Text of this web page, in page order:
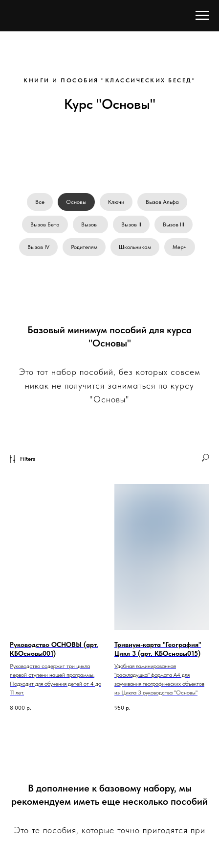
КНИГИ И ПОСОБИЯ "КЛАССИЧЕСКИХ БЕСЕД"
Курс "Основы"
Все Основы Ключи Вызов Альфа
Вызов Бета Вызов I Вызов II Вызов III
Вызов IV Родителям Школьникам Мерч
Базовый минимум пособий для курса
"Основы"
Это тот набор пособий, без которых совсем
никак не получится заниматься по курсу
"Основы"
Filters
Руководство ОСНОВЫ (арт.
КБОсновы001)
Руководство содержит три цикла
первой ступени нашей программы.
Подходит для обучения детей от 4 до
11 лет.
8 000 р.
Тривиум-карта "География"
Цикл 3 (арт. КБОсновы015)
Удобная ламинированная
"раскладушка" формата А4 для
заучивания географических объектов
из Цикла 3 руководства "Основы"
950 р.
В дополнение к базовому набору, мы
рекомендуем иметь еще несколько пособий
Это те пособия, которые точно пригодятся при